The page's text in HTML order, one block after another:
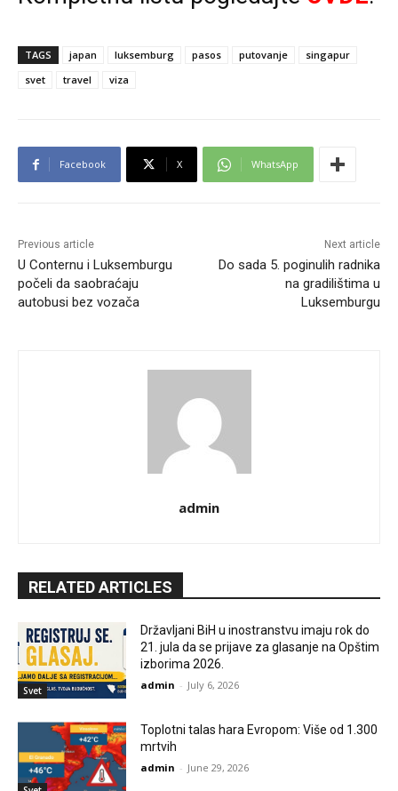
TAGS japan luksemburg pasos putovanje
singapur
svet
travel viza
Facebook X WhatsApp
Previous article
U Conternu i Luksemburgu
počeli da saobraćaju
autobusi bez vozača
Next article
Do sada 5. poginulih radnika
na gradilištima u
Luksemburgu
admin
RELATED ARTICLES
Svet
Državljani BiH u inostranstvu imaju rok do
21. jula da se prijave za glasanje na Opštim
izborima 2026.
admin - July 6, 2026
Toplotni talas hara Evropom: Više od 1.300
mrtvih
admin - June 29, 2026